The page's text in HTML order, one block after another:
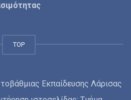
TOP
Εκπαίδευσης Λάρισας